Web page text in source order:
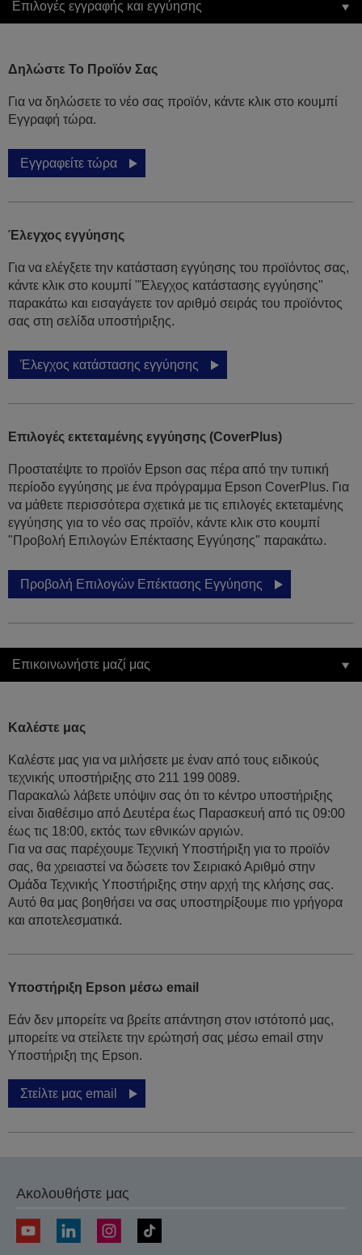
Επιλογές εγγραφής και εγγύησης
Δηλώστε Το Προϊόν Σας
Για να δηλώσετε το νέο σας προϊόν, κάντε κλικ στο κουμπί
Εγγραφή τώρα.
Εγγραφείτε τώρα
Έλεγχος εγγύησης
Για να ελέγξετε την κατάσταση εγγύησης του προϊόντος σας,
κάντε κλικ στο κουμπί "Έλεγχος κατάστασης εγγύησης"
παρακάτω και εισαγάγετε τον αριθμό σειράς του προϊόντος
σας στη σελίδα υποστήριξης.
Έλεγχος κατάστασης εγγύησης
Επιλογές εκτεταμένης εγγύησης (CoverPlus)
Προστατέψτε το προϊόν Epson σας πέρα από την τυπική
περίοδο εγγύησης με ένα πρόγραμμα Epson CoverPlus. Για
να μάθετε περισσότερα σχετικά με τις επιλογές εκτεταμένης
εγγύησης για το νέο σας προϊόν, κάντε κλικ στο κουμπί
"Προβολή Επιλογών Επέκτασης Εγγύησης" παρακάτω.
Προβολή Επιλογών Επέκτασης Εγγύησης
Επικοινωνήστε μαζί μας
Καλέστε μας
Καλέστε μας για να μιλήσετε με έναν από τους ειδικούς
τεχνικής υποστήριξης στο 211 199 0089.
Παρακαλώ λάβετε υπόψιν σας ότι το κέντρο υποστήριξης
είναι διαθέσιμο από Δευτέρα έως Παρασκευή από τις 09:00
έως τις 18:00, εκτός των εθνικών αργιών.
Για να σας παρέχουμε Τεχνική Υποστήριξη για το προϊόν
σας, θα χρειαστεί να δώσετε τον Σειριακό Αριθμό στην
Ομάδα Τεχνικής Υποστήριξης στην αρχή της κλήσης σας.
Αυτό θα μας βοηθήσει να σας υποστηρίξουμε πιο γρήγορα
και αποτελεσματικά.
Υποστήριξη Epson μέσω email
Εάν δεν μπορείτε να βρείτε απάντηση στον ιστότοπό μας,
μπορείτε να στείλετε την ερώτησή σας μέσω email στην
Υποστήριξη της Epson.
Στείλτε μας email
Ακολουθήστε μας